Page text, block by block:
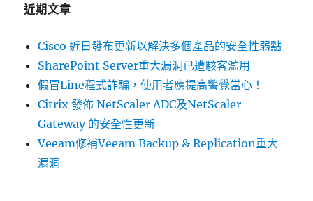
近期文章
Cisco 近日發布更新以解決多個產品的安全性弱點
SharePoint Server重大漏洞已遭駭客濫用
假冒Line程式詐騙，使用者應提高警覺當心！
Citrix 發佈 NetScaler ADC及NetScaler
Gateway 的安全性更新
Veeam修補Veeam Backup & Replication重大
漏洞